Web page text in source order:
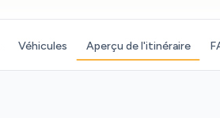
Véhicules Aperçu de l'itinéraire